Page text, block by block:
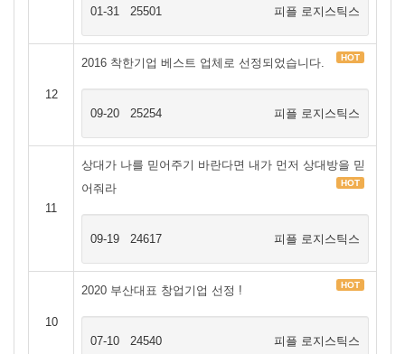
01-31 25501 피플 로지스틱스
12
2016 착한기업 베스트 업체로 선정되었습니다. HOT
09-20 25254 피플 로지스틱스
11
상대가 나를 믿어주기 바란다면 내가 먼저 상대방을 믿
어줘라
HOT
09-19 24617 피플 로지스틱스
10
2020 부산대표 창업기업 선정 ! HOT
07-10 24540 피플 로지스틱스